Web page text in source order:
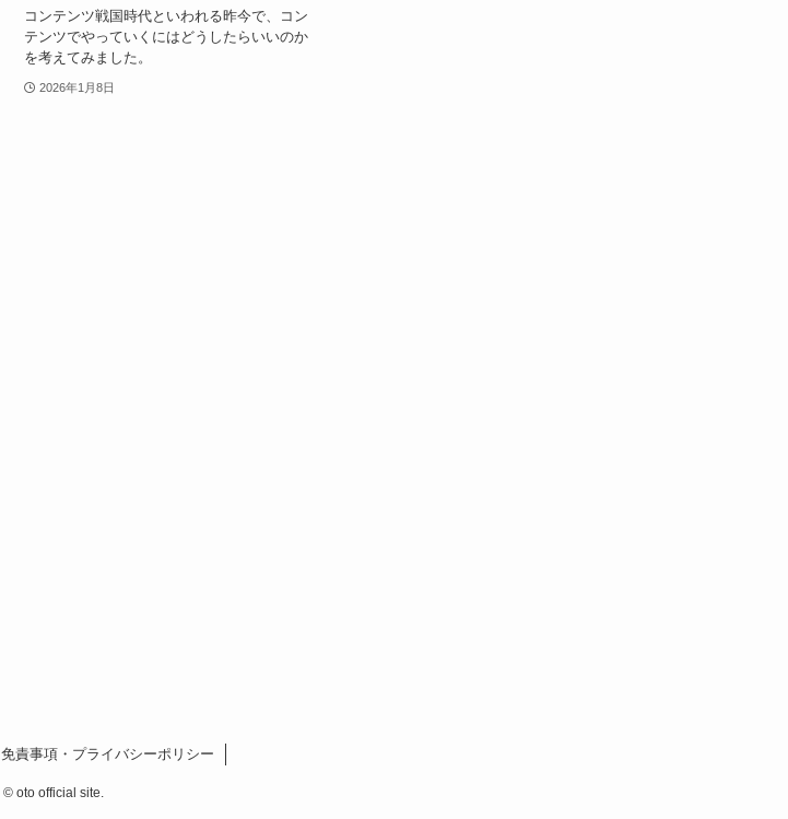
コンテンツ戦国時代といわれる昨今で、コン
テンツでやっていくにはどうしたらいいのか
を考えてみました。
2026年1月8日
免責事項・プライバシーポリシー
© oto official site.